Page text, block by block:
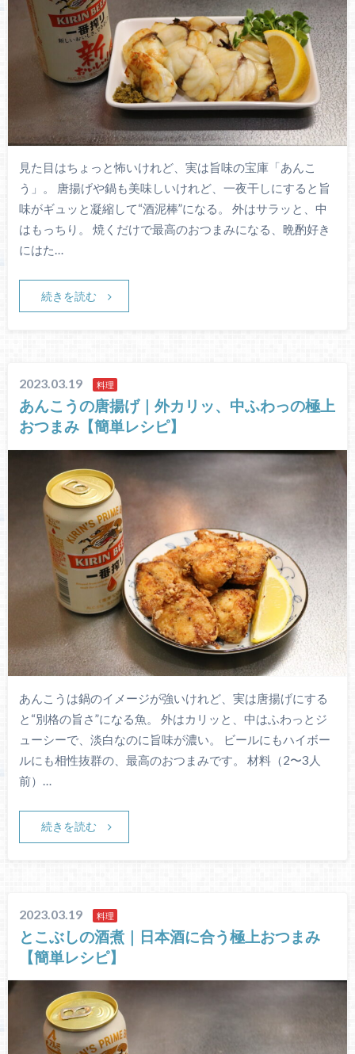
見た目はちょっと怖いけれど、実は旨味の宝庫「あんこ
う」。 唐揚げや鍋も美味しいけれど、一夜干しにすると旨
味がギュッと凝縮して“酒泥棒”になる。 外はサラッと、中
はもっちり。 焼くだけで最高のおつまみになる、晩酌好き
にはた…
続きを読む
2023.03.19 料理
あんこうの唐揚げ｜外カリッ、中ふわっの極上
おつまみ【簡単レシピ】
あんこうは鍋のイメージが強いけれど、実は唐揚げにする
と“別格の旨さ”になる魚。 外はカリッと、中はふわっとジ
ューシーで、淡白なのに旨味が濃い。 ビールにもハイボー
ルにも相性抜群の、最高のおつまみです。 材料（2〜3人
前）…
続きを読む
2023.03.19 料理
とこぶしの酒煮｜日本酒に合う極上おつまみ
【簡単レシピ】